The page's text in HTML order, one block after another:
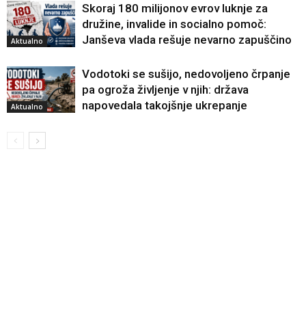
Aktualno
Skoraj 180 milijonov evrov luknje za
družine, invalide in socialno pomoč:
Janševa vlada rešuje nevarno zapuščino
Aktualno
Vodotoki se sušijo, nedovoljeno črpanje
pa ogroža življenje v njih: država
napovedala takojšnje ukrepanje